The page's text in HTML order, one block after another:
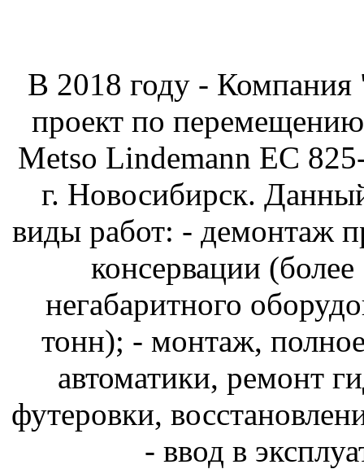
В 2018 году -
проект по
Metso Lindemann EC
г. Новосибирск.
виды работ: - демонтаж
консервации
негабаритного
тонн); - монтаж,
автоматики, ремонт
футеровки,
- ввод в